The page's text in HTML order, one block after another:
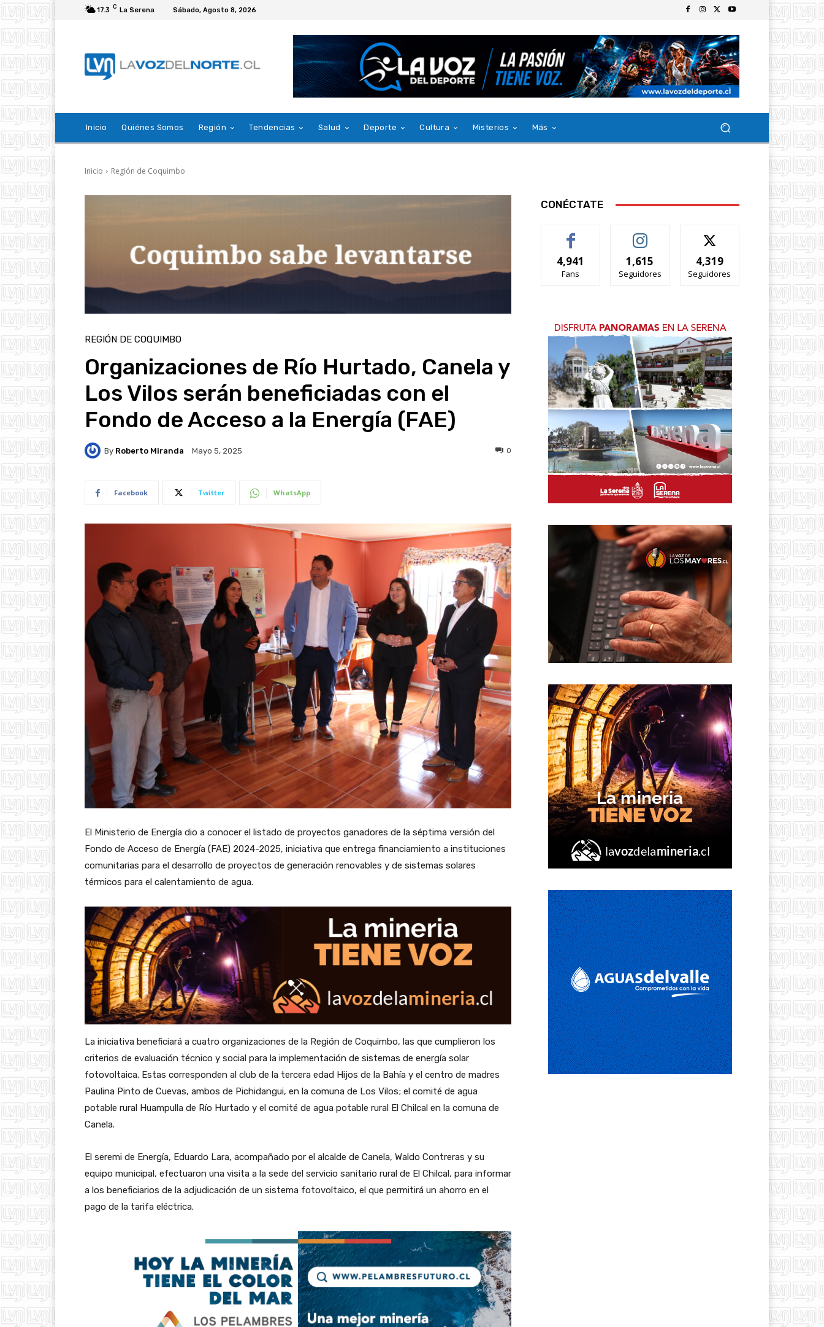
17.3 C La Serena Sábado, Agosto 8, 2026
Inicio Quiénes Somos Región Tendencias Salud Deporte Cultura Misterios Más
Inicio Región de Coquimbo
REGIÓN DE COQUIMBO
Organizaciones de Río Hurtado, Canela y
Los Vilos serán beneficiadas con el
Fondo de Acceso a la Energía (FAE)
By Roberto Miranda Mayo 5, 2025 0
Facebook Twitter WhatsApp
El Ministerio de Energía dio a conocer el listado de proyectos ganadores de la séptima versión del
Fondo de Acceso de Energía (FAE) 2024-2025, iniciativa que entrega financiamiento a instituciones
comunitarias para el desarrollo de proyectos de generación renovables y de sistemas solares
térmicos para el calentamiento de agua.
La iniciativa beneficiará a cuatro organizaciones de la Región de Coquimbo, las que cumplieron los
criterios de evaluación técnico y social para la implementación de sistemas de energía solar
fotovoltaica. Estas corresponden al club de la tercera edad Hijos de la Bahía y el centro de madres
Paulina Pinto de Cuevas, ambos de Pichidangui, en la comuna de Los Vilos; el comité de agua
potable rural Huampulla de Río Hurtado y el comité de agua potable rural El Chilcal en la comuna de
Canela.
El seremi de Energía, Eduardo Lara, acompañado por el alcalde de Canela, Waldo Contreras y su
equipo municipal, efectuaron una visita a la sede del servicio sanitario rural de El Chilcal, para informar
a los beneficiarios de la adjudicación de un sistema fotovoltaico, el que permitirá un ahorro en el
pago de la tarifa eléctrica.
CONÉCTATE
4,941
Fans
1,615
Seguidores
4,319
Seguidores